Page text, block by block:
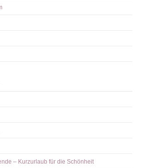
– Kurzurlaub für die Schönheit